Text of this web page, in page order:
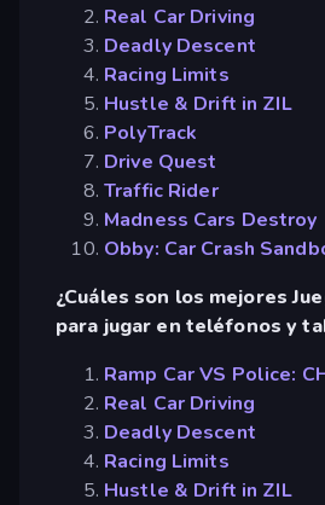
Real Car Driving
Deadly Descent
Racing Limits
Hustle & Drift in ZIL
PolyTrack
Drive Quest
Traffic Rider
Madness Cars Destroy
Obby: Car Crash
¿Cuáles son los mejores
para jugar en teléfonos y
Ramp Car VS Police:
Real Car Driving
Deadly Descent
Racing Limits
Hustle & Drift in ZIL